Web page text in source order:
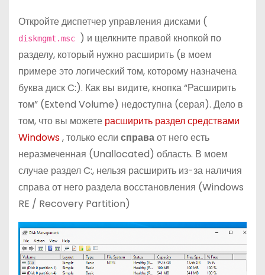
Откройте диспетчер управления дисками (
diskmgmt.msc
) и щелкните правой кнопкой по
разделу, который нужно расширить (в моем
примере это логический том, которому назначена
буква диск C:). Как вы видите, кнопка “Расширить
том” (Extend Volume) недоступна (серая). Дело в
том, что вы можете расширить раздел средствами
Windows, только если справаот него есть
неразмеченная (Unallocated) область. В моем
случае раздел C:, нельзя расширить из-за наличия
справа от него раздела восстановления (Windows
RE / Recovery Partition)